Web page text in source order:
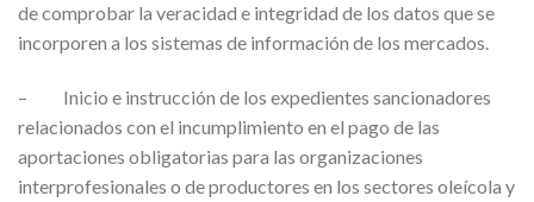
de comprobar la veracidad e integridad de los datos que se
incorporen a los sistemas de información de los mercados.
– Inicio e instrucción de los expedientes sancionadores
relacionados con el incumplimiento en el pago de las
aportaciones obligatorias para las organizaciones
interprofesionales o de productores en los sectores oleícola y